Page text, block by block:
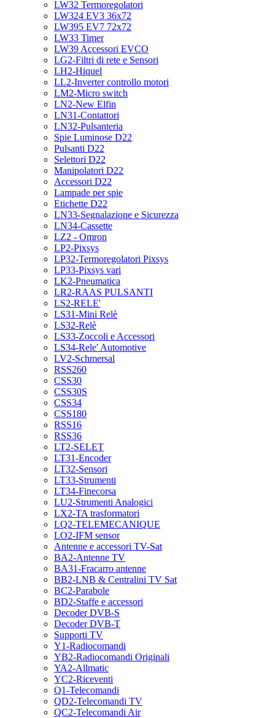
LW32 Termoregolatori
LW324 EV3 36x72
LW395 EV7 72x72
LW33 Timer
LW39 Accessori EVCO
LG2-Filtri di rete e Sensori
LH2-Hiquel
LL2-Inverter controllo motori
LM2-Micro switch
LN2-New Elfin
LN31-Contattori
LN32-Pulsanteria
Spie Luminose D22
Pulsanti D22
Selettori D22
Manipolatori D22
Accessori D22
Lampade per spie
Etichette D22
LN33-Segnalazione e Sicurezza
LN34-Cassette
LZ2 - Omron
LP2-Pixsys
LP32-Termoregolatori Pixsys
LP33-Pixsys vari
LK2-Pneumatica
LR2-RAAS PULSANTI
LS2-RELE'
LS31-Mini Relè
LS32-Relè
LS33-Zoccoli e Accessori
LS34-Rele' Automotive
LV2-Schmersal
RSS260
CSS30
CSS30S
CSS34
CSS180
RSS16
RSS36
LT2-SELET
LT31-Encoder
LT32-Sensori
LT33-Strumenti
LT34-Finecorsa
LU2-Strumenti Analogici
LX2-TA trasformatori
LQ2-TELEMECANIQUE
LO2-IFM sensor
Antenne e accessori TV-Sat
BA2-Antenne TV
BA31-Fracarro antenne
BB2-LNB & Centralini TV Sat
BC2-Parabole
BD2-Staffe e accessori
Decoder DVB-S
Decoder DVB-T
Supporti TV
Y1-Radiocomandi
YB2-Radiocomandi Originali
YA2-Allmatic
YC2-Riceventi
Q1-Telecomandi
QD2-Telecomandi TV
QC2-Telecomandi Air